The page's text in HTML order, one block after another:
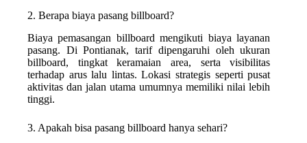
2. Berapa biaya pasang billboard?
Biaya pemasangan billboard mengikuti biaya layanan
pasang. Di Pontianak, tarif dipengaruhi oleh ukuran
billboard, tingkat keramaian area, serta visibilitas
terhadap arus lalu lintas. Lokasi strategis seperti pusat
aktivitas dan jalan utama umumnya memiliki nilai lebih
tinggi.
3. Apakah bisa pasang billboard hanya sehari?